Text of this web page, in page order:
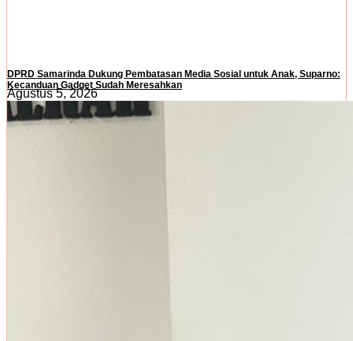
DPRD Samarinda Dukung Pembatasan Media Sosial untuk Anak, Suparno:
Kecanduan Gadget Sudah Meresahkan
Agustus 5, 2026